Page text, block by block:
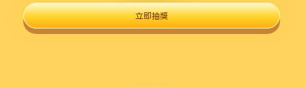
立即抽獎